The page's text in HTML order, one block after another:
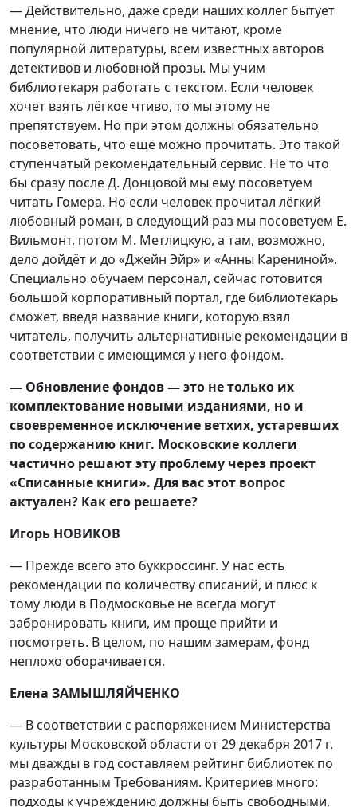
— Действительно, даже среди наших коллег бытует
мнение, что люди ничего не читают, кроме
популярной литературы, всем известных авторов
детективов и любовной прозы. Мы учим
библиотекаря работать с текстом. Если человек
хочет взять лёгкое чтиво, то мы этому не
препятствуем. Но при этом должны обязательно
посоветовать, что ещё можно прочитать. Это такой
ступенчатый рекомендательный сервис. Не то что
бы сразу после Д. Донцовой мы ему посоветуем
читать Гомера. Но если человек прочитал лёгкий
любовный роман, в следующий раз мы посоветуем Е.
Вильмонт, потом М. Метлицкую, а там, возможно,
дело дойдёт и до «Джейн Эйр» и «Анны Карениной».
Специально обучаем персонал, сейчас готовится
большой корпоративный портал, где библиотекарь
сможет, введя название книги, которую взял
читатель, получить альтернативные рекомендации в
соответствии с имеющимся у него фондом.
— Обновление фондов — это не только их
комплектование новыми изданиями, но и
своевременное исключение ветхих, устаревших
по содержанию книг. Московские коллеги
частично решают эту проблему через проект
«Списанные книги». Для вас этот вопрос
актуален? Как его решаете?
Игорь НОВИКОВ
— Прежде всего это буккроссинг. У нас есть
рекомендации по количеству списаний, и плюс к
тому люди в Подмосковье не всегда могут
забронировать книги, им проще прийти и
посмотреть. В целом, по нашим замерам, фонд
неплохо оборачивается.
Елена ЗАМЫШЛЯЙЧЕНКО
— В соответствии с распоряжением Министерства
культуры Московской области от 29 декабря 2017 г.
мы дважды в год составляем рейтинг библиотек по
разработанным Требованиям. Критериев много:
подходы к учреждению должны быть свободными,